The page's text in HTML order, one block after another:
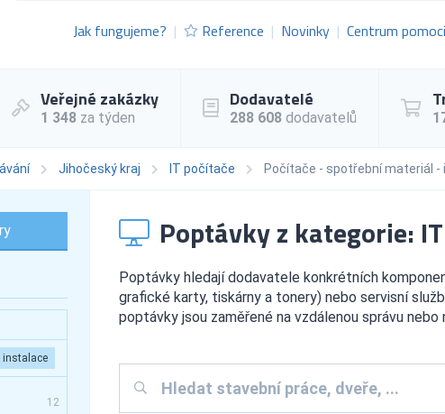
Jak fungujeme? Reference Novinky Centrum pomoci
Veřejné zakázky
1 348 za týden
Dodavatelé
288 608 dodavatelů
Jihočeský kraj IT počítače Počítače - spotřební materiál -
instalace
12
Poptávky z kategorie:
Poptávky hledají dodavatele konkrétních
grafické karty, tiskárny a tonery) nebo servisní
poptávky jsou zaměřené na vzdálenou správu nebo